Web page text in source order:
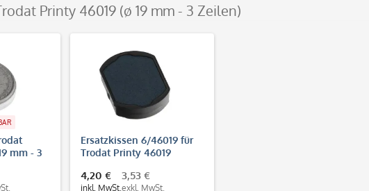
Printy 46019 (ø 19 mm - 3 Zeilen)
mm - 3
Ersatzkissen 6/46019 für
Trodat Printy 46019
4,20 €
inkl. MwSt.
3,53 €
exkl. MwSt.